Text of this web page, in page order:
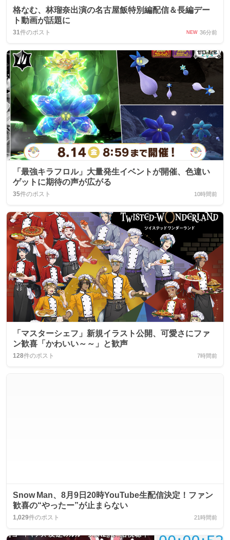
格なむ、林瑠奈出演の名古屋飯特別編配信＆長編デー
ト動画が話題に
31件のポスト NEW 36分前
「最強キラフロル」大量発生イベントが開催、色違い
ゲットに期待の声が広がる
35件のポスト 10時間前
「マスターシェフ」新規イラスト公開、可愛さにファ
ン歓喜「かわいい～～」と歓声
128件のポスト 7時間前
Snow Man、8月9日20時YouTube生配信決定！ファン
歓喜の“やったー”が止まらない
1,029件のポスト 21時間前